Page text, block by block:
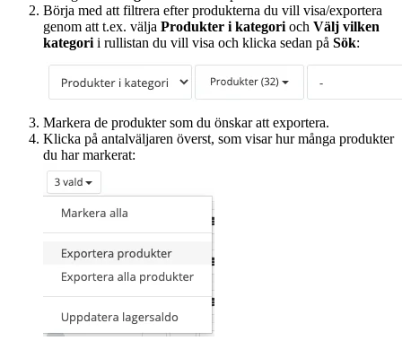
Börja med att filtrera efter produkterna du vill visa/exportera
genom att t.ex. välja Produkter i kategori och Välj vilken
kategori i rullistan du vill visa och klicka sedan på Sök:
Markera de produkter som du önskar att exportera.
Klicka på antalväljaren överst, som visar hur många produkter
du har markerat: